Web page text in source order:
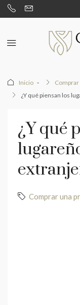
Inicio
Comprar
¿Y qué piensan los
¿Y qué
Comprar una